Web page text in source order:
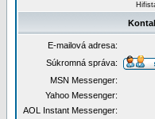
E-mailová adresa:
Súkromná správa:
MSN Messenger:
Yahoo Messenger:
AOL Instant Messenger: